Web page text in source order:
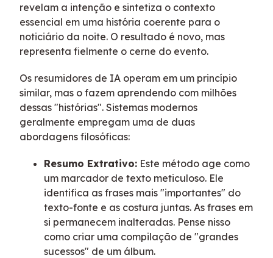
revelam a intenção e sintetiza o contexto
essencial em uma história coerente para o
noticiário da noite. O resultado é novo, mas
representa fielmente o cerne do evento.
Os resumidores de IA operam em um princípio
similar, mas o fazem aprendendo com milhões
dessas "histórias". Sistemas modernos
geralmente empregam uma de duas
abordagens filosóficas:
Resumo Extrativo: Este método age como
um marcador de texto meticuloso. Ele
identifica as frases mais "importantes" do
texto-fonte e as costura juntas. As frases em
si permanecem inalteradas. Pense nisso
como criar uma compilação de "grandes
sucessos" de um álbum.